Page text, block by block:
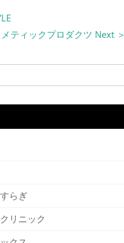
ティックプロダクツ Next ＞
らぎ
リニック